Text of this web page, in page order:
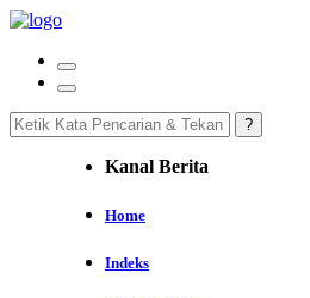
Kanal Berita
Home
Indeks